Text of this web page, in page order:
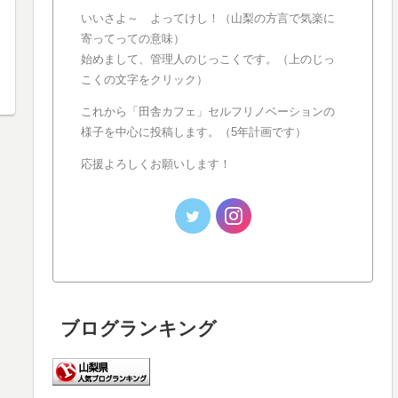
いいさよ～ よってけし！（山梨の方言で気楽に
寄ってっての意味）
始めまして、管理人のじっこくです。（上のじっ
こくの文字をクリック）
これから「田舎カフェ」セルフリノベーションの
様子を中心に投稿します。（5年計画です）
応援よろしくお願いします！
ブログランキング